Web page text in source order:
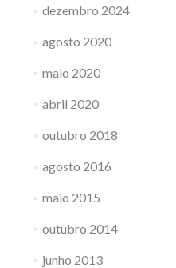
dezembro 2024
agosto 2020
maio 2020
abril 2020
outubro 2018
agosto 2016
maio 2015
outubro 2014
junho 2013